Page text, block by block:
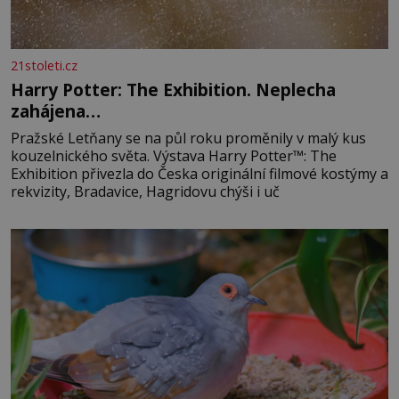
21stoleti.cz
Harry Potter: The Exhibition. Neplecha
zahájena…
Pražské Letňany se na půl roku proměnily v malý kus
kouzelnického světa. Výstava Harry Potter™: The
Exhibition přivezla do Česka originální filmové kostýmy a
rekvizity, Bradavice, Hagridovu chýši i uč